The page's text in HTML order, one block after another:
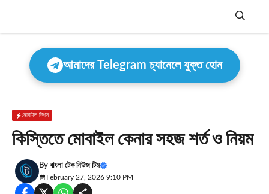
Menu
আমাদের Telegram চ্যানেলে যুক্ত হোন
মোবাইল টিপস
কিস্তিতে মোবাইল কেনার সহজ শর্ত ও নিয়ম
By বাংলা টেক নিউজ টিম
February 27, 2026 9:10 PM